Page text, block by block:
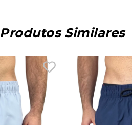
Produtos Similares